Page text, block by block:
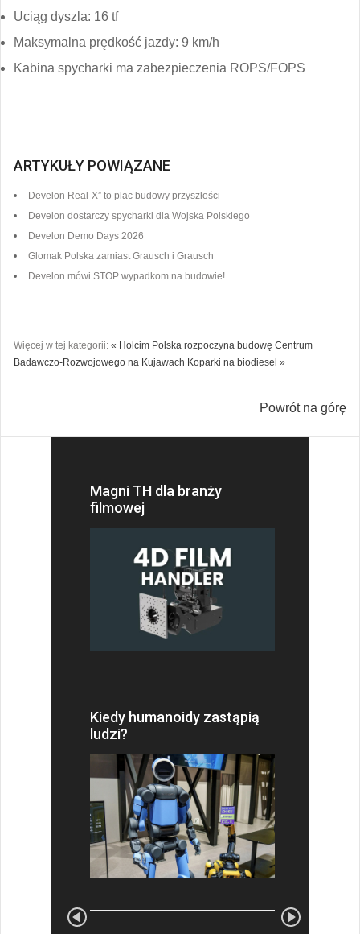
Uciąg dyszla: 16 tf
Maksymalna prędkość jazdy: 9 km/h
Kabina spycharki ma zabezpieczenia ROPS/FOPS
ARTYKUŁY POWIĄZANE
Develon Real-X” to plac budowy przyszłości
Develon dostarczy spycharki dla Wojska Polskiego
Develon Demo Days 2026
Glomak Polska zamiast Grausch i Grausch
Develon mówi STOP wypadkom na budowie!
Więcej w tej kategorii: « Holcim Polska rozpoczyna budowę Centrum
Badawczo-Rozwojowego na Kujawach Koparki na biodiesel »
Powrót na górę
Magni TH dla branży
filmowej
Kiedy humanoidy zastąpią
ludzi?